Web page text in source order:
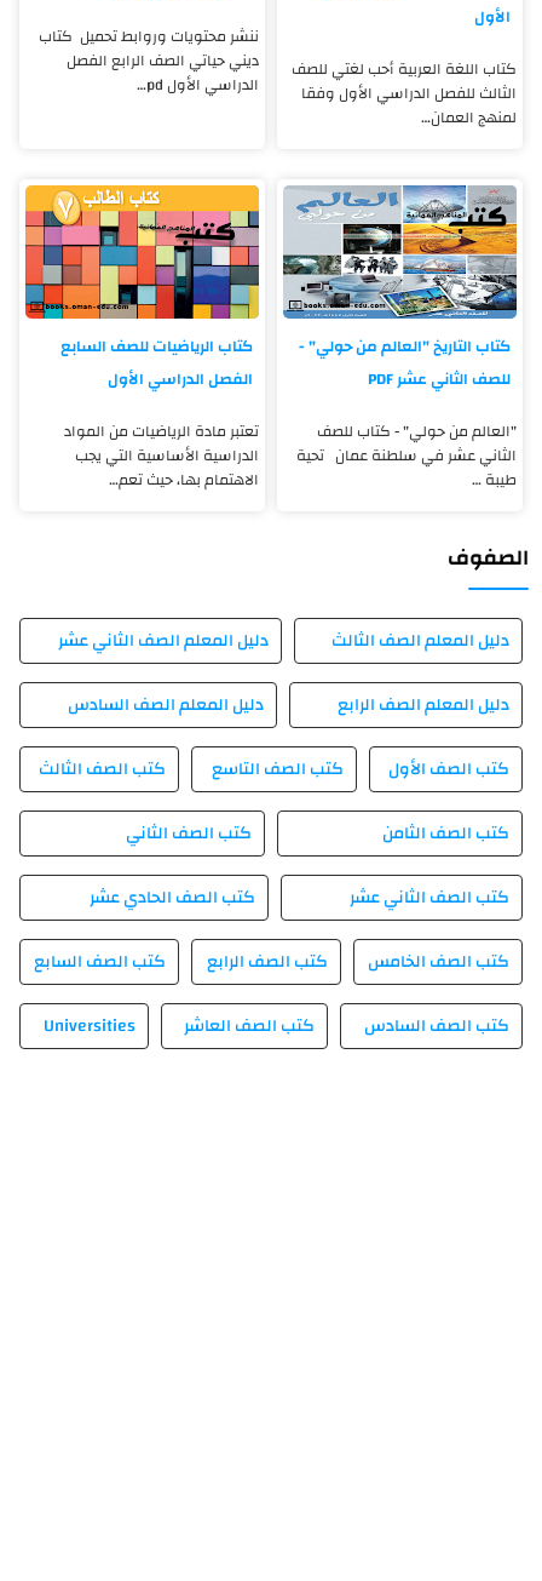
الأول
كتاب اللغة العربية أحب لغتي للصف
الثالث للفصل الدراسي الأول وفقا
لمنهج العمان…
ننشر محتويات وروابط تحميل كتاب
ديني حياتي الصف الرابع الفصل
الدراسي الأول pd…
كتاب التاريخ "العالم من حولي" -
للصف الثاني عشر PDF
"العالم من حولي" - كتاب للصف
الثاني عشر في سلطنة عمان تحية
طيبة …
كتاب الرياضيات للصف السابع
الفصل الدراسي الأول
تعتبر مادة الرياضيات من المواد
الدراسية الأساسية التي يجب
الاهتمام بها، حيث تعم…
الصفوف
دليل المعلم الصف الثالث دليل المعلم الصف الثاني عشر
دليل المعلم الصف الرابع دليل المعلم الصف السادس
كتب الصف الأول كتب الصف التاسع كتب الصف الثالث
كتب الصف الثامن كتب الصف الثاني
كتب الصف الثاني عشر كتب الصف الحادي عشر
كتب الصف الخامس كتب الصف الرابع كتب الصف السابع
كتب الصف السادس كتب الصف العاشر Universities